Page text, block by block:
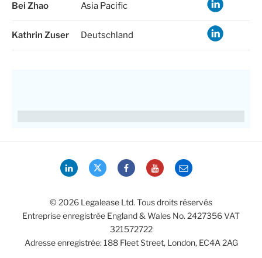
Bei Zhao Asia Pacific
Kathrin Zuser Deutschland
LinkedInTwitter FacebookYouTubeEmail
© 2026 Legalease Ltd. Tous droits réservés
Entreprise enregistrée England & Wales No. 2427356 VAT
321572722
Adresse enregistrée: 188 Fleet Street, London, EC4A 2AG